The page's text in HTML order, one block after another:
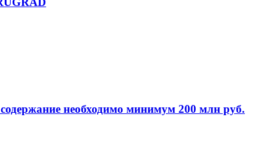
необходимо минимум 200 млн руб.